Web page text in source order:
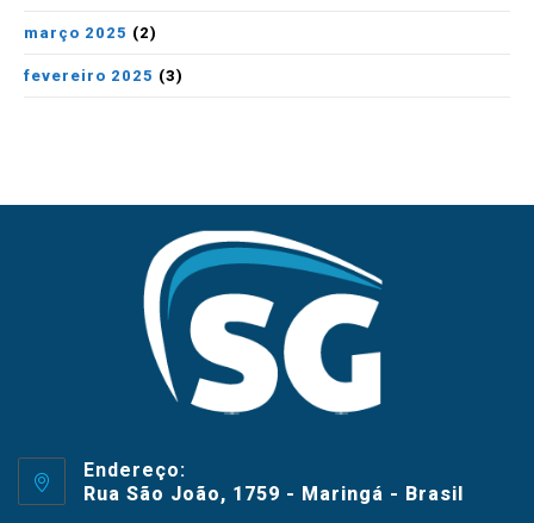
março 2025 (2)
fevereiro 2025 (3)
Endereço:
Rua São João, 1759 - Maringá - Brasil